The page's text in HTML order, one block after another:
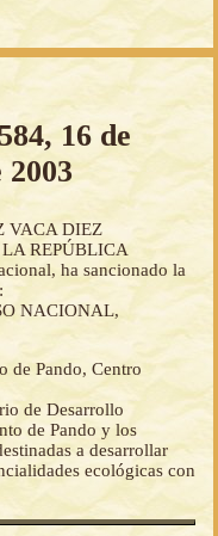
16 de
VACA DIEZ
REPÚBLICA
ha sancionado la
NACIONAL,
de Pando, Centro
de Desarrollo
de Pando y los
a desarrollar
ecológicas con